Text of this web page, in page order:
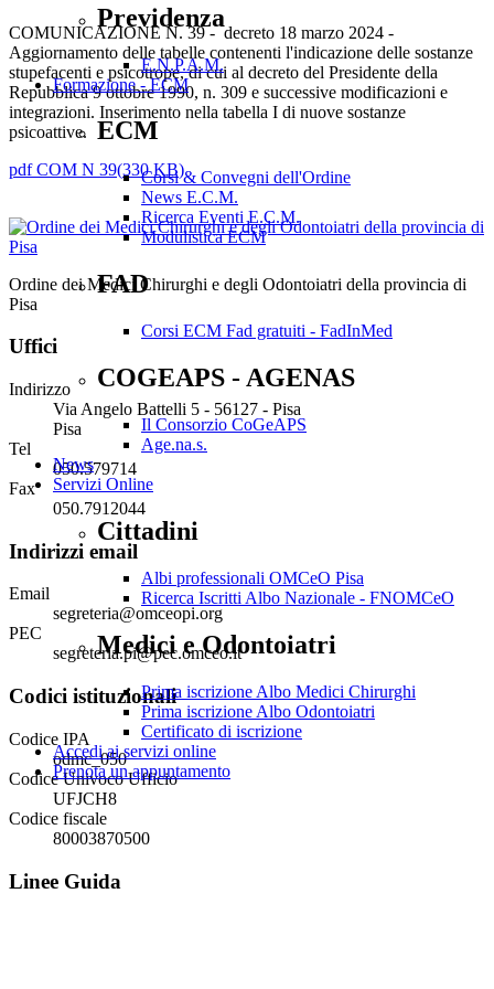
Previdenza
E.N.P.A.M.
Formazione - ECM
ECM
Corsi & Convegni dell'Ordine
News E.C.M.
Ricerca Eventi E.C.M.
Modulistica ECM
FAD
Corsi ECM Fad gratuiti - FadInMed
COGEAPS - AGENAS
Il Consorzio CoGeAPS
Age.na.s.
News
Servizi Online
Cittadini
Albi professionali OMCeO Pisa
Ricerca Iscritti Albo Nazionale - FNOMCeO
Medici e Odontoiatri
Prima iscrizione Albo Medici Chirurghi
Prima iscrizione Albo Odontoiatri
Certificato di iscrizione
Accedi ai servizi online
Prenota un appuntamento
COMUNICAZIONE N. 39 - decreto 18 marzo 2024 -
Aggiornamento delle tabelle contenenti l'indicazione delle sostanze
stupefacenti e psicotrope, di cui al decreto del Presidente della
Repubblica 9 ottobre 1990, n. 309 e successive modificazioni e
integrazioni. Inserimento nella tabella I di nuove sostanze
psicoattive.
pdfCOM N 39(330 KB)
Ordine dei Medici Chirurghi e degli Odontoiatri della provincia di
Pisa
Uffici
Indirizzo
Via Angelo Battelli 5 - 56127 - Pisa
Pisa
Tel
050.579714
Fax
050.7912044
Indirizzi email
Email
segreteria@omceopi.org
PEC
segreteria.pi@pec.omceo.it
Codici istituzionali
Codice IPA
odmc_050
Codice Univoco Ufficio
UFJCH8
Codice fiscale
80003870500
Linee Guida